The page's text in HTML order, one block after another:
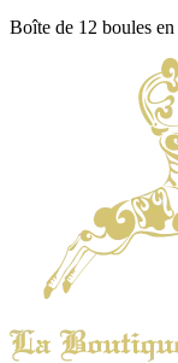
Boîte de 12 boules